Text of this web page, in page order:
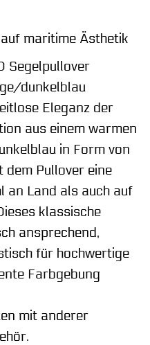
maritime Ästhetik
Segelpullover
dunkelblau
Eleganz der
aus einem warmen
in Form von
dem Pullover eine
an Land als auch auf
klassische
ansprechend,
für hochwertige
Farbgebung
mit anderer